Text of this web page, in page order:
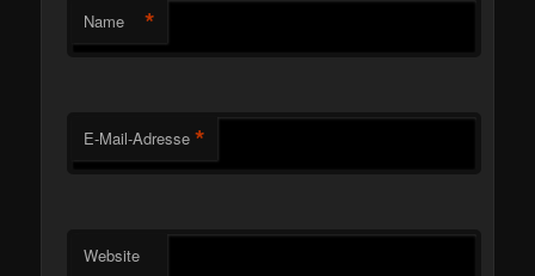
Name *
E-Mail-Adresse *
Website